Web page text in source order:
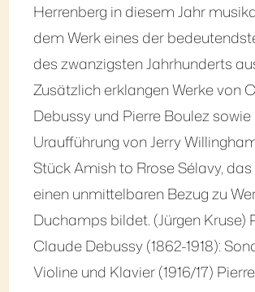
Herrenberg in diesem Jahr
dem Werk eines der
des zwanzigsten Jahrhunderts
Zusätzlich erklangen Werke von
Debussy und Pierre Boulez
Uraufführung von Jerry
Stück Amish to Rrose Sélavy,
einen unmittelbaren Bezug zu
Duchamps bildet. (Jürgen Kruse)
Claude Debussy (1862-1918):
Violine und Klavier (1916/17)